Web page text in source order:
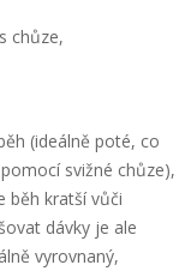
chůze,
(ideálně poté, co
svižné chůze),
běh kratší vůči
dávky je ale
vyrovnaný,